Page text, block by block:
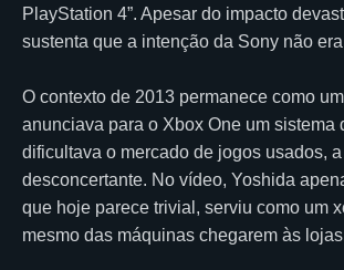
PlayStation 4”. Apesar do impacto
sustenta que a intenção da Sony não
O contexto de 2013 permanece como
anunciava para o Xbox One um
dificultava o mercado de jogos usados,
desconcertante. No vídeo, Yoshida
que hoje parece trivial, serviu como um
mesmo das máquinas chegarem às